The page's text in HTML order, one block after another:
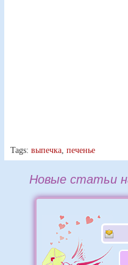
Tags: выпечка, печенье
Новые статьи